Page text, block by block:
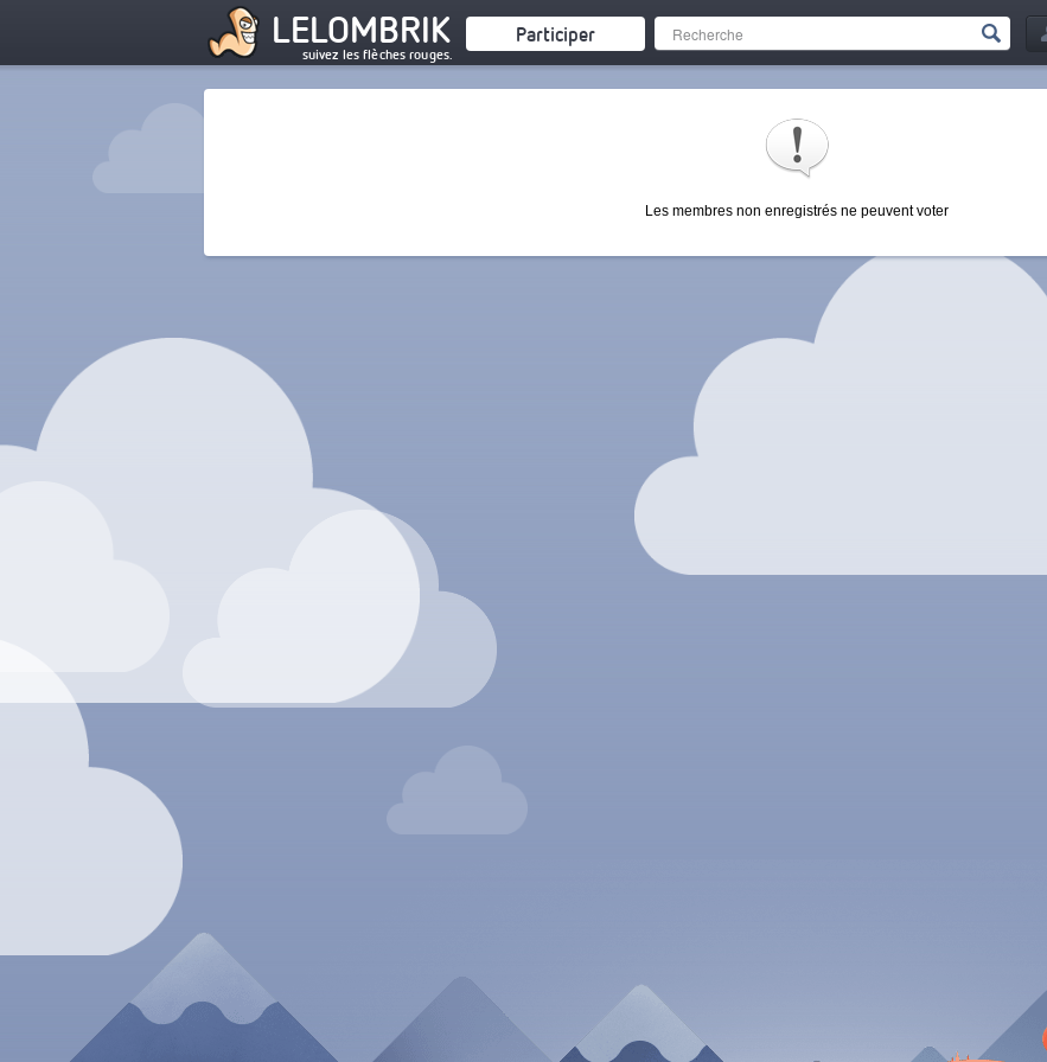
LELOMBRIK
suivez les flèches rouges.
Participer
Les membres non enregistrés ne peuvent voter